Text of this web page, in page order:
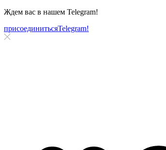
Ждем вас в нашем Telegram!
присоединитьсяTelegram!